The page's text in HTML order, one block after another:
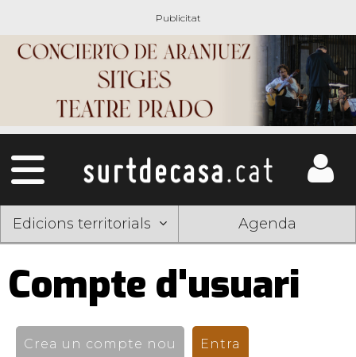
Edicions territorials Agenda
Compte d'usuari
Pestanyes
primàries
Crea un compte nou Entra